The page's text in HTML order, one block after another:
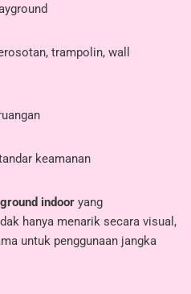
trampolin, wall
keamanan
indoor yang
hanya menarik secara visual,
untuk penggunaan jangka